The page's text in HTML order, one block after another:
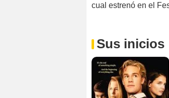
cual estrenó en el
Sus inicios